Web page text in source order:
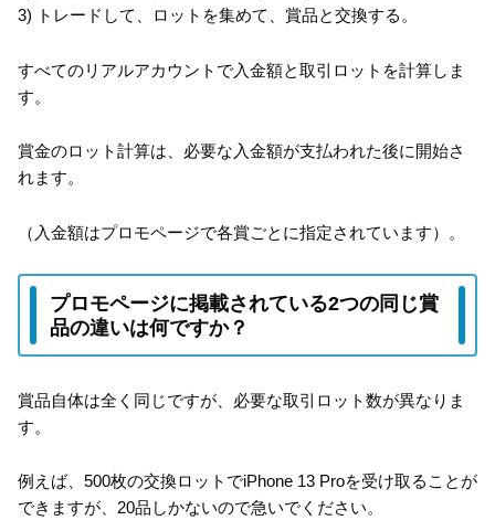
3) トレードして、ロットを集めて、賞品と交換する。
すべてのリアルアカウントで入金額と取引ロットを計算しま
す。
賞金のロット計算は、必要な入金額が支払われた後に開始さ
れます。
（入金額はプロモページで各賞ごとに指定されています）。
プロモページに掲載されている2つの同じ賞
品の違いは何ですか？
賞品自体は全く同じですが、必要な取引ロット数が異なりま
す。
例えば、500枚の交換ロットでiPhone 13 Proを受け取ることが
できますが、20品しかないので急いでください。